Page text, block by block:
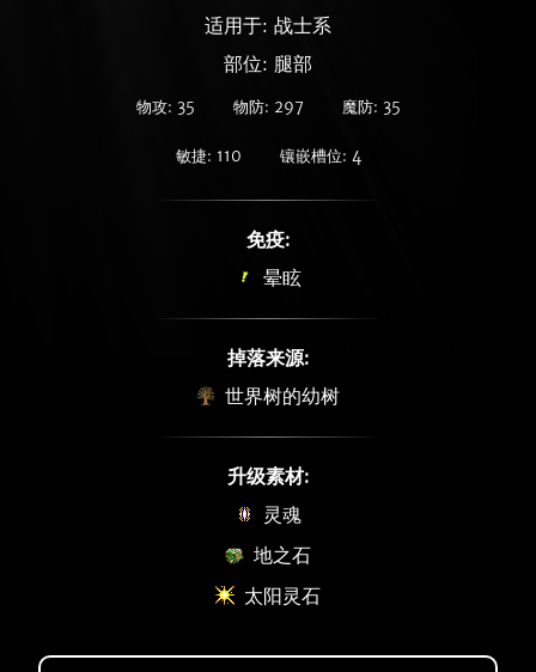
适用于: 战士系
部位: 腿部
物攻: 35 物防: 297 魔防: 35
敏捷: 110 镶嵌槽位: 4
免疫:
晕眩
掉落来源:
世界树的幼树
升级素材:
灵魂
地之石
太阳灵石